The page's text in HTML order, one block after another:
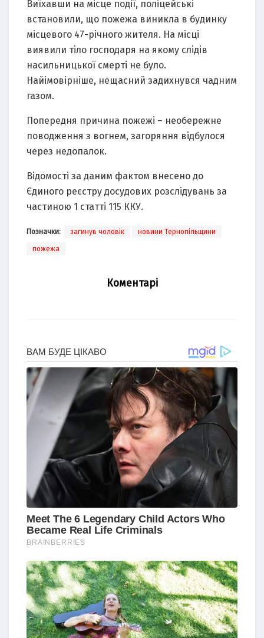
Виїхавши на місце події, поліцейські
встановили, що пожежа виникла в будинку
місцевого 47-річного жителя. На місці
виявили тіло господаря на якому слідів
насильницької смерті не було.
Найімовірніше, нещасний задихнувся чадним
газом.
Попередня причина пожежі – необережне
поводження з вогнем, загоряння відбулося
через недопалок.
Відомості за даним фактом внесено до
Єдиного реєстру досудових розслідувань за
частиною 1 статті 115 ККУ.
Позначки: загинув чоловік новини Тернопільщини
пожежа
Коментарі